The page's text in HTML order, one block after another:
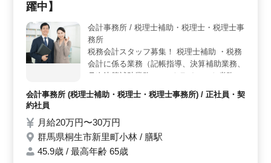
を評価する職場です。年齢不問で応募可能です。これま
す。 ＜これまでの経験を発揮できるお仕事＞ 一般
住宅から事業用建築まで幅広い設計を担当して頂きま
す。長年の勤務で積み上げてきた設計者としてのスキル
を発揮していただけます。
躍中】
会計事務所 / 税理士補助・税理士・税理士事
務所
税務会計スタッフ募集！ 税理士補助 ・税務
会計に係る業務（記帳指導、決算補助業務、
月次決算補助業務 ） ・クライアント税務相
談 ・税務申告書作成業務 会計事務所経験者
歓迎！今までの経験を活かして頂ける方歓迎
会計事務所 (税理士補助・税理士・税理士事務所) / 正社員・契
約社員
月給20万円〜30万円
群馬県桐生市新里町小林 / 膳駅
45.9歳 / 最高年齢 65歳